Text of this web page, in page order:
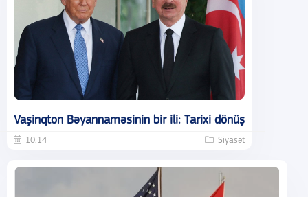
Vaşinqton Bəyannaməsinin bir ili: Tarixi dönüş
10:14 Siyasət